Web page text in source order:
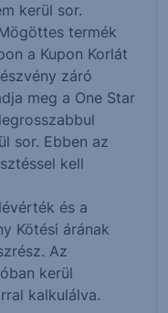
kerül sor.
termék
a Kupon Korlát
záró
meg a One Star
sor. Ebben az
kell
és a
Kötési árának
Az
kerül
kalkulálva.